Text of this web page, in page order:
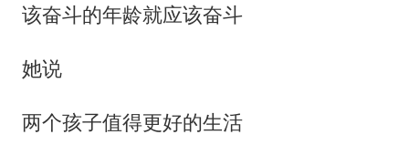
该奋斗的年龄就应该奋斗
她说
两个孩子值得更好的生活